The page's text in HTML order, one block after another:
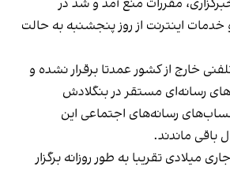
مقررات منع آمد و شد در
اینترنت از روز پنجشنبه به حالت
خارج از کشور عمدتا برقرار نشده و
رسانه‌ای مستقر در بنگلادش
رسانه‌های اجتماعی این
باقی ماندند.
میلادی تقریبا به طور روزانه برگزار